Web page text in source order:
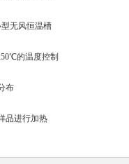
无风恒温槽
的温度控制
布
品进行加热